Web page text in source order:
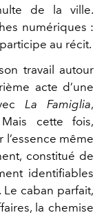
de la ville.
numériques :
au récit.
travail autour
acte d’une
La Famiglia,
cette fois,
même
constitué de
identifiables
caban parfait,
la chemise